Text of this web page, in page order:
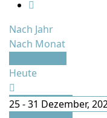
Nach Jahr
Nach Monat
Heute
25 - 31 Dezember,